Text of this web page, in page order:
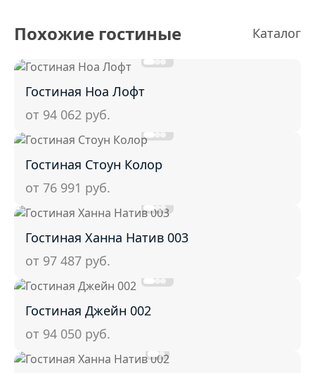
Похожие гостиные Каталог
Гостиная Ноа Лофт
от 94 062 руб.
Гостиная Стоун Колор
от 76 991 руб.
Гостиная Ханна Натив 003
от 97 487 руб.
Гостиная Джейн 002
от 94 050 руб.